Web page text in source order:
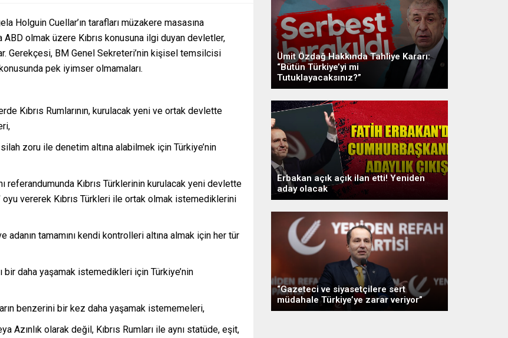
Holguin Cuellar’ın tarafları müzakere masasına
olmak üzere Kıbrıs konusuna ilgi duyan devletler,
Gerekçesi, BM Genel Sekreteri’nin kişisel temsilcisi
pek iyimser olmamaları.
Kıbrıs Rumlarının, kurulacak yeni ve ortak devlette
zoru ile denetim altına alabilmek için Türkiye’nin
referandumunda Kıbrıs Türklerinin kurulacak yeni devlette
vererek Kıbrıs Türkleri ile ortak olmak istemediklerini
adanın tamamını kendi kontrolleri altına almak için her tür
bir daha yaşamak istemedikleri için Türkiye’nin
benzerini bir kez daha yaşamak istememeleri,
Azınlık olarak değil, Kıbrıs Rumları ile aynı statüde, eşit,
Ümit Özdağ Hakkında Tahliye Kararı:
“Bütün Türkiye’yi mi
Tutuklayacaksınız?”
Erbakan açık açık ilan etti! Yeniden
aday olacak
“Gazeteci ve siyasetçilere sert
müdahale Türkiye’ye zarar veriyor”